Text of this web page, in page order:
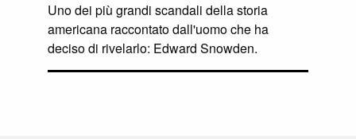
Uno dei più grandi scandali della storia
americana raccontato dall'uomo che ha
deciso di rivelarlo: Edward Snowden.